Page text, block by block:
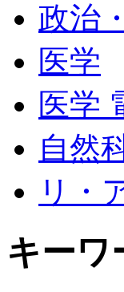
政治
医学
医学
自然
リ・
キーワ